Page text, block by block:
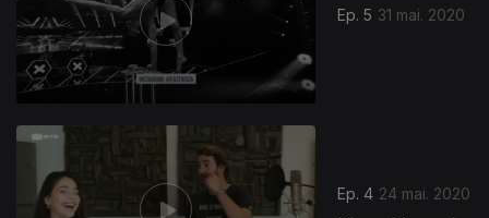
Ep. 5 31 mai. 2020
Ep. 4 24 mai. 2020